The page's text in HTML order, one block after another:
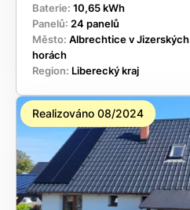
Baterie: 10,65 kWh
Panelů: 24 panelů
Město: Albrechtice v Jizerských
horách
Region: Liberecký kraj
Realizováno 08/2024